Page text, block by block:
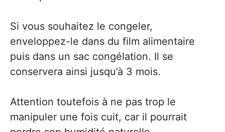
Si vous souhaitez le congeler,
enveloppez-le dans du film alimentaire
puis dans un sac congélation. Il se
conservera ainsi jusqu’à 3 mois.
Attention toutefois à ne pas trop le
manipuler une fois cuit, car il pourrait